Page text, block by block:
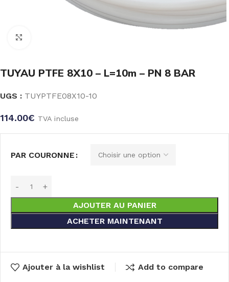
TUYAU PTFE 8X10 – L=10m – PN 8 BAR
UGS : TUYPTFE08X10-10
114.00€ TVA incluse
PAR COURONNE
AJOUTER AU PANIER
ACHETER MAINTENANT
Ajouter à la wishlist Add to compare